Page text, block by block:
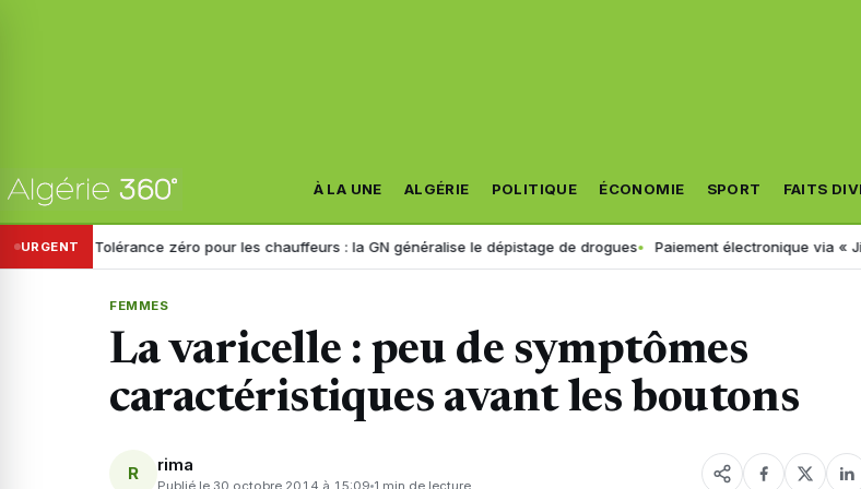
À LA UNE ALGÉRIE POLITIQUE ÉCONOMIE SPORT FAITS
URGENT
Tolérance zéro pour les chauffeurs : la GN généralise le dépistage de drogues Paiement électronique via «
FEMMES
La varicelle : peu de symptômes
caractéristiques avant les boutons
R rima
Publié le 30 octobre 2014 à 15:09 1 min de lecture